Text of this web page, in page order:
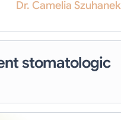
Dr. Camelia
stomatologic